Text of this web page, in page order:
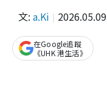
文: a.Ki 2026.05.09
在Google追蹤
《UHK 港生活》